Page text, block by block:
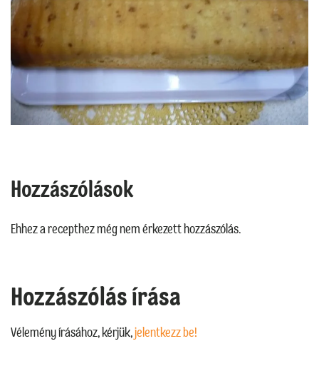
Hozzászólások
Ehhez a recepthez még nem érkezett hozzászólás.
Hozzászólás írása
Vélemény írásához, kérjük,jelentkezz be!